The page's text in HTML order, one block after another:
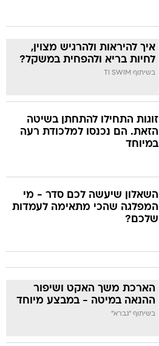
איך להיראות ולהרגיש מצוין,
לחיות בריא ולהפחית במשקל?
בשיתוף TI SWIM
זוגות התחילו להתחתן בשיטה
הזאת. הם נכנסו למלכודת רעה
במיוחד
השאלון שיעשה לכם סדר - מי
המפלגה שהכי מתאימה לעמדות
שלכם?
הארכת משך האקט ושיפור
ההנאה במיטה - במבצע מיוחד
בשיתוף "גברא"